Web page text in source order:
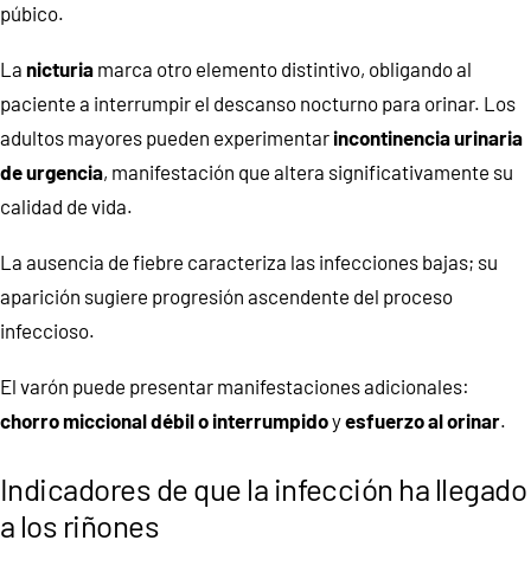
púbico.
La nicturia marca otro elemento distintivo, obligando al
paciente a interrumpir el descanso nocturno para orinar. Los
adultos mayores pueden experimentar incontinencia urinaria
de urgencia, manifestación que altera significativamente su
calidad de vida.
La ausencia de fiebre caracteriza las infecciones bajas; su
aparición sugiere progresión ascendente del proceso
infeccioso.
El varón puede presentar manifestaciones adicionales:
chorro miccional débil o interrumpidoyesfuerzo al orinar.
Indicadores de que la infección ha llegado
a los riñones